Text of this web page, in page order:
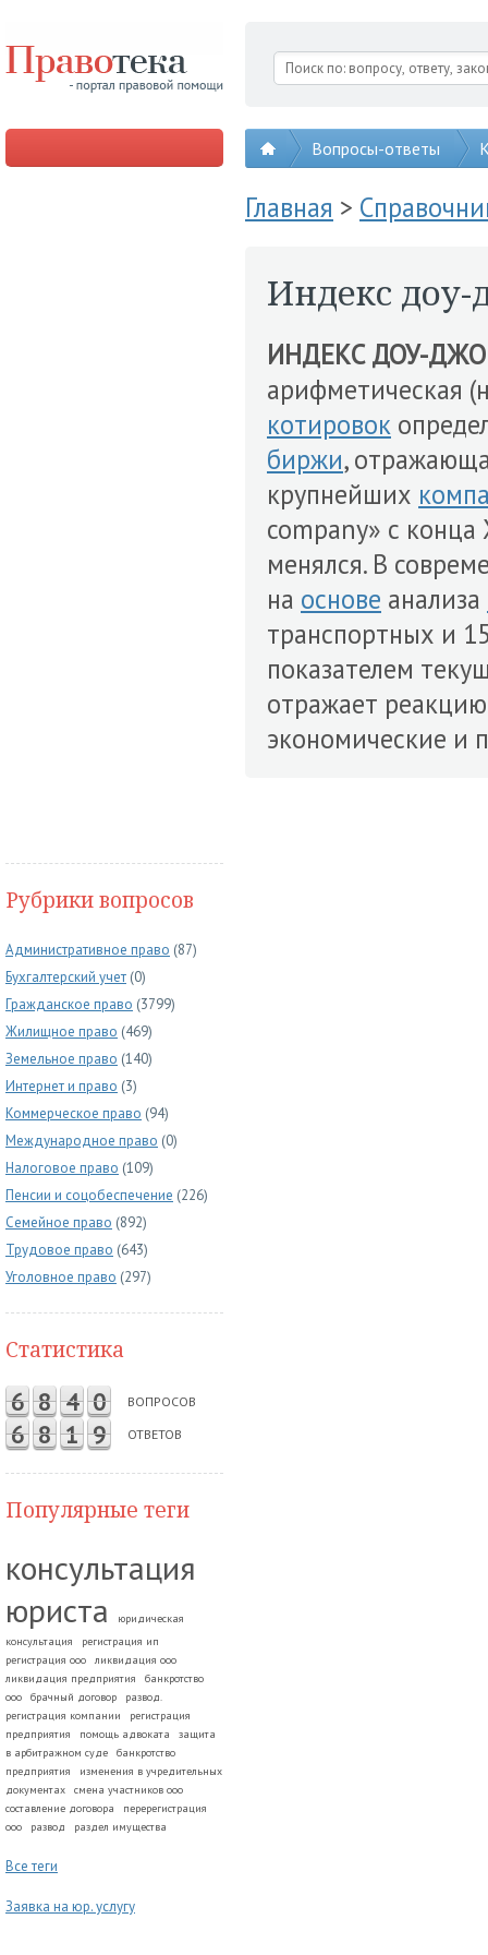
Вопросы-ответы
Рубрики вопросов
Административное право (87)
Бухгалтерский учет (0)
Гражданское право (3799)
Жилищное право (469)
Земельное право (140)
Интернет и право (3)
Коммерческое право (94)
Международное право (0)
Налоговое право (109)
Пенсии и соцобеспечение (226)
Семейное право (892)
Трудовое право (643)
Уголовное право (297)
Статистика
6 8 4 0 ВОПРОСОВ
6 8 1 9 ОТВЕТОВ
Популярные теги
консультация
юриста
юридическая
консультация
регистрация ип
регистрация ооо
ликвидация ооо
ликвидация предприятия
банкротство
ооо
брачный договор
развод.
регистрация компании
регистрация
предприятия
помощь адвоката
защита
в арбитражном суде
банкротство
предприятия
изменения в учредительных
документах
смена участников ооо
составление договора
перерегистрация
ооо
развод раздел имущества
Все теги
Заявка на юр. услугу
Главная >
Индекс доу-
ИНДЕКС ДОУ-
арифметическая
котировок
биржи,
крупнейших
company» с
менялся. В
на основе анализа
транспортных и
показателем
отражает
экономические и